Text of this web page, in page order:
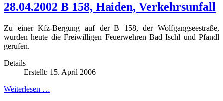
28.04.2002 B 158, Haiden, Verkehrsunfall
Zu einer Kfz-Bergung auf der B 158, der Wolfgangseestraße,
wurden heute die Freiwilligen Feuerwehren Bad Ischl und Pfandl
gerufen.
Details
Erstellt: 15. April 2006
Weiterlesen …